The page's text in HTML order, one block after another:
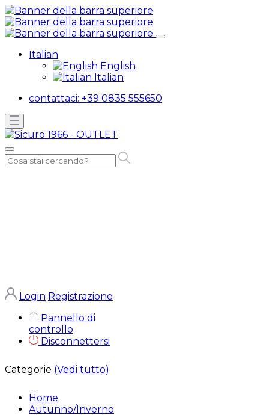
Italian
English
Italian
contattaci: +39 0835 555650
Login Registrazione
Pannello di
controllo
Disconnettersi
Categorie (Vedi tutto)
Home
Autunno/Inverno